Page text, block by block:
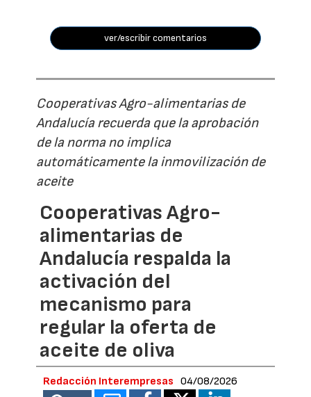
ver/escribir comentarios
Cooperativas Agro-alimentarias de
Andalucía recuerda que la aprobación
de la norma no implica
automáticamente la inmovilización de
aceite
Cooperativas Agro-
alimentarias de
Andalucía respalda la
activación del
mecanismo para
regular la oferta de
aceite de oliva
Redacción Interempresas 04/08/2026